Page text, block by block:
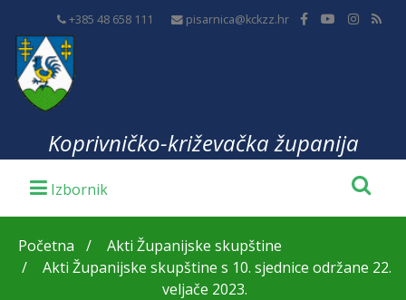
+385 48 658 111 pisarnica@kckzz.hr
Koprivničko-križevačka županija
Početna
Akti Županijske skupštine
Akti Županijske skupštine s 10. sjednice održane 22.
veljače 2023.